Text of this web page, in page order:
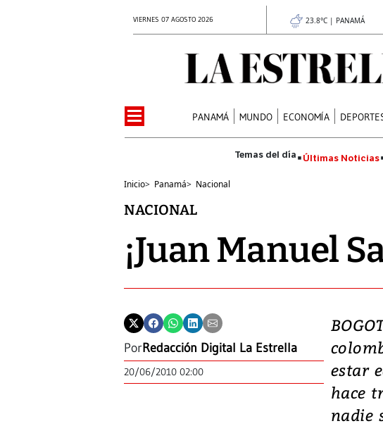
VIERNES 07 AGOSTO 2026 23.8°C | PANAMÁ
PANAMÁ MUNDO ECONOMÍA
Últimas Noticias
Inicio> Panamá> Nacional
NACIONAL
¡Juan Manuel
PorRedacción Digital La Estrella
20/06/2010 02:00
estar
hace
nadie